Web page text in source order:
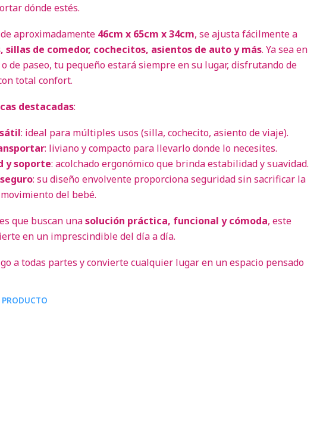
dónde estés.
aproximadamente 46cm x 65cm x 34cm, se ajusta fácilmente a
sillas de comedor, cochecitos, asientos de auto y más. Ya sea en
de paseo, tu pequeño estará siempre en su lugar, disfrutando de
total confort.
destacadas:
: ideal para múltiples usos (silla, cochecito, asiento de viaje).
: liviano y compacto para llevarlo donde lo necesites.
y soporte: acolchado ergonómico que brinda estabilidad y suavidad.
: su diseño envolvente proporciona seguridad sin sacrificar la
del bebé.
que buscan unasolución práctica, funcional y cómoda, este
en un imprescindible del día a día.
a todas partes y convierte cualquier lugar en un espacio pensado